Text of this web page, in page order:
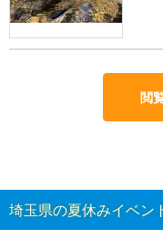
閲
埼玉県の夏休みイベン